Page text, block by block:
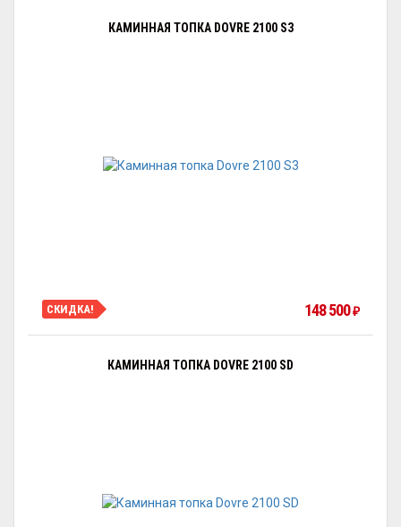
КАМИННАЯ ТОПКА DOVRE 2100 S3
СКИДКА! 148 500₽
КАМИННАЯ ТОПКА DOVRE 2100 SD